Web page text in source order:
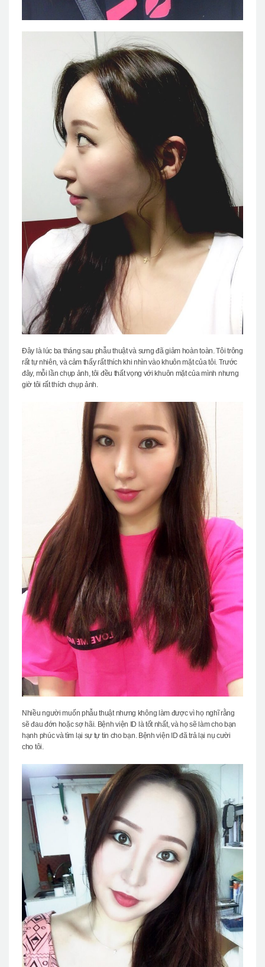
Đây là lúc ba tháng sau phẫu thuật và sưng đã giảm hoàn toàn. Tôi trông
rất tự nhiên, và cảm thấy rất thích khi nhìn vào khuôn mặt của tôi. Trước
đây, mỗi lần chụp ảnh, tôi đều thất vọng với khuôn mặt của mình nhưng
giờ tôi rất thích chụp ảnh.
Nhiều người muốn phẫu thuật nhưng không làm được vì họ nghĩ rằng
sẽ đau đớn hoặc sợ hãi. Bệnh viện ID là tốt nhất, và họ sẽ làm cho bạn
hạnh phúc và tìm lại sự tự tin cho bạn. Bệnh viện ID đã trả lại nụ cười
cho tôi.